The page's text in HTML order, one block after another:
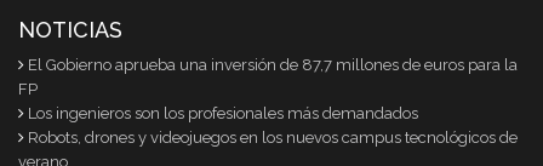
NOTICIAS
El Gobierno aprueba una inversión de 87,7 millones de euros para la
FP
Los ingenieros son los profesionales más demandados
Robots, drones y videojuegos en los nuevos campus tecnológicos de
verano